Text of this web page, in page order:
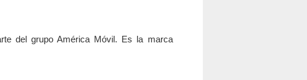
del grupo América Móvil. Es la marca